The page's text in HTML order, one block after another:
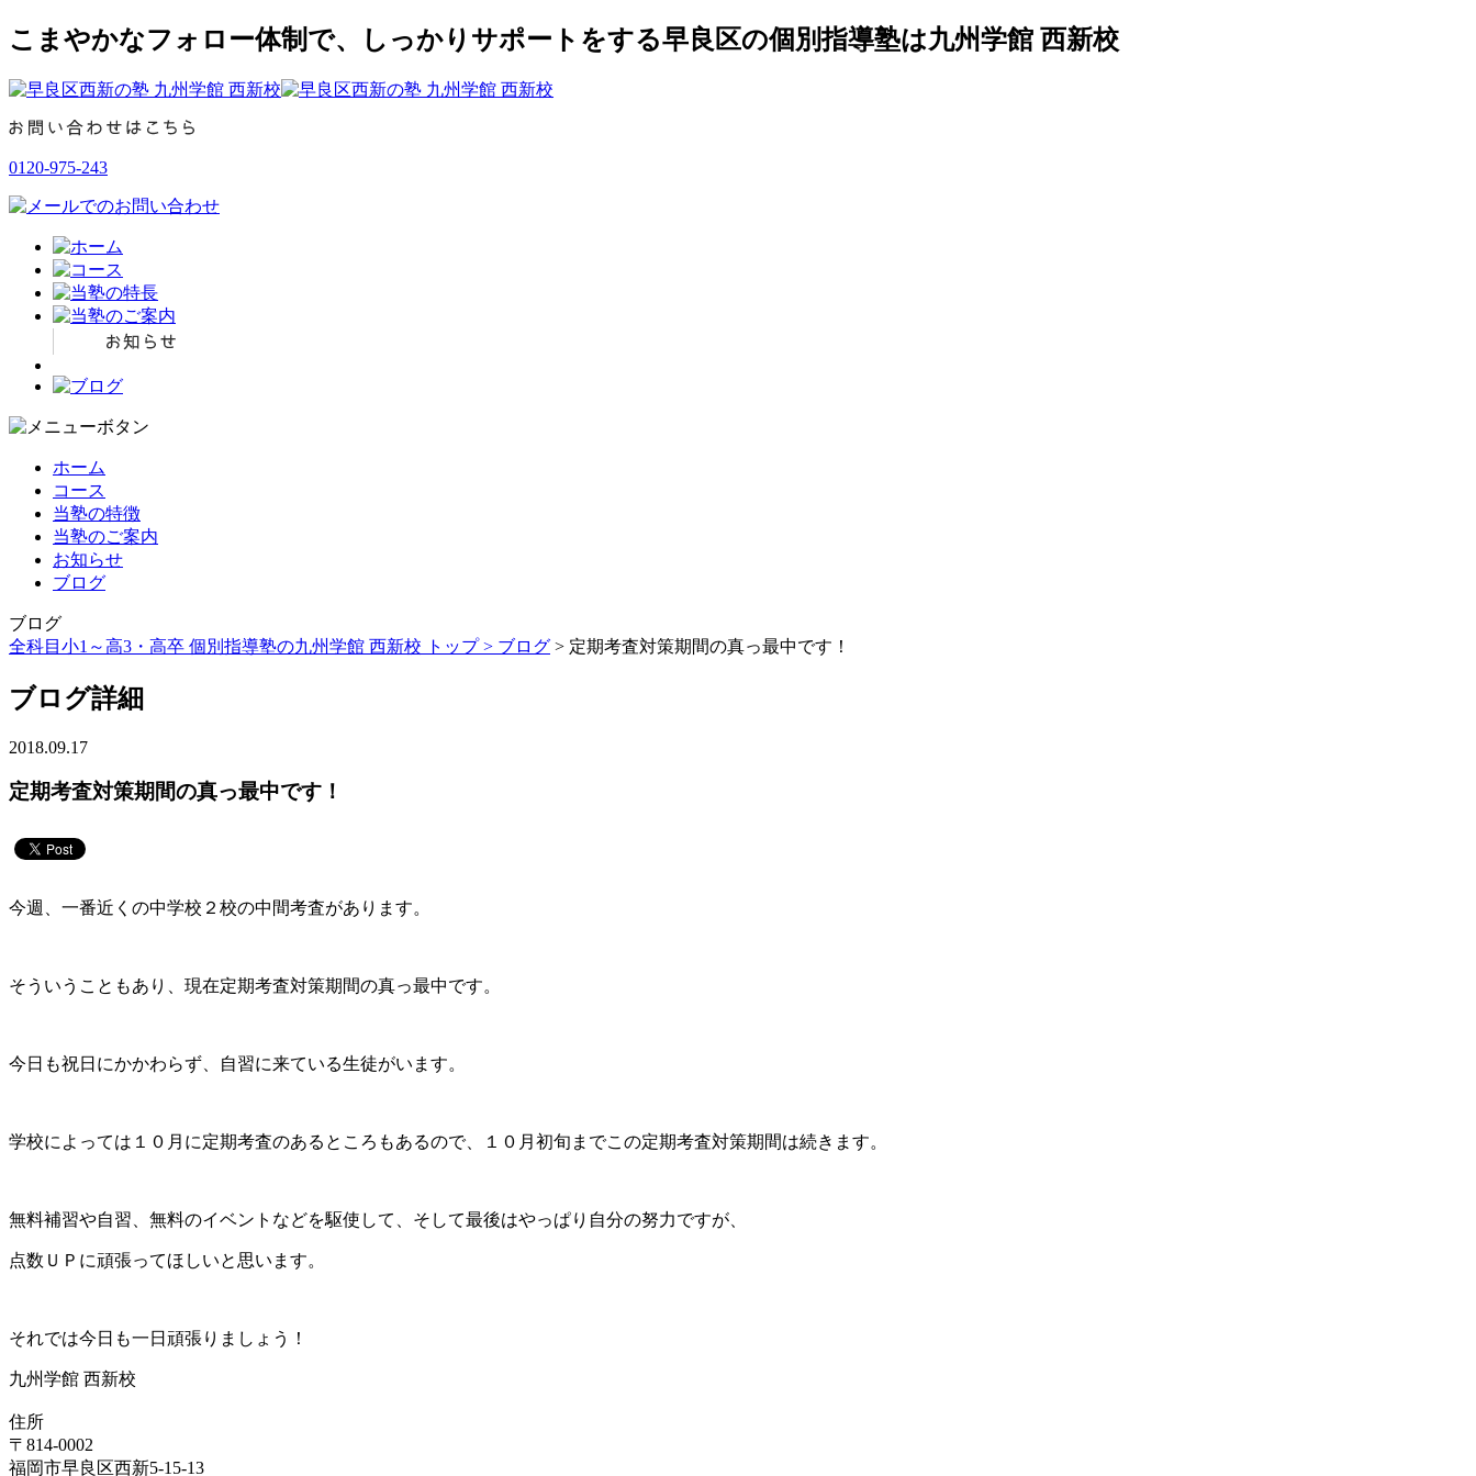
こまやかなフォロー体制で、しっかりサポートをする早良区の個別指導塾は九州学館 西新校
0120-975-243
ホーム
コース
当塾の特徴
当塾のご案内
お知らせ
ブログ
ブログ
全科目小1～高3・高卒 個別指導塾の九州学館 西新校 トップ > ブログ > 定期考査対策期間の真っ最中です！
ブログ詳細
2018.09.17
定期考査対策期間の真っ最中です！
今週、一番近くの中学校２校の中間考査があります。
そういうこともあり、現在定期考査対策期間の真っ最中です。
今日も祝日にかかわらず、自習に来ている生徒がいます。
学校によっては１０月に定期考査のあるところもあるので、１０月初旬までこの定期考査対策期間は続きます。
無料補習や自習、無料のイベントなどを駆使して、そして最後はやっぱり自分の努力ですが、
点数ＵＰに頑張ってほしいと思います。
それでは今日も一日頑張りましょう！
九州学館 西新校
住所
〒814-0002
福岡市早良区西新5-15-13